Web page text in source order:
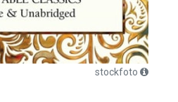
stockfoto